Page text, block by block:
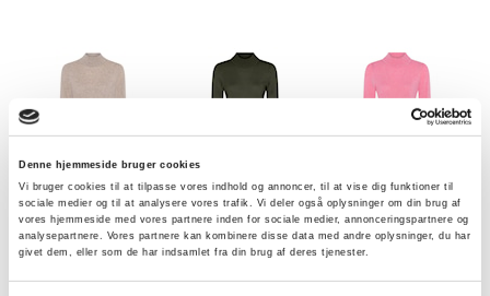
Denne hjemmeside bruger cookies
Vi bruger cookies til at tilpasse vores indhold og annoncer, til at vise dig funktioner til
sociale medier og til at analysere vores trafik. Vi deler også oplysninger om din brug af
vores hjemmeside med vores partnere inden for sociale medier, annonceringspartnere og
analysepartnere. Vores partnere kan kombinere disse data med andre oplysninger, du har
givet dem, eller som de har indsamlet fra din brug af deres tjenester.
Camel melange